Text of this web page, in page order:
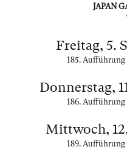
JAPAN
Freitag, 5.
185. Aufführung
Donnerstag,
186. Aufführung
Mittwoch,
189. Aufführung